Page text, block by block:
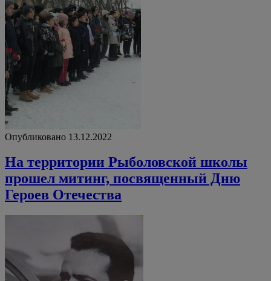
Опубликовано 13.12.2022
На территории Рыболовской школы
прошел митинг, посвященный Дню
Героев Отечества